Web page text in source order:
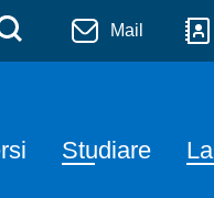
al contenuto principale
diMail
principale
Studiare